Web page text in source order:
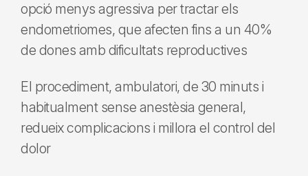
opció menys agressiva per tractar els
endometriomes, que afecten fins a un 40%
de dones amb dificultats reproductives
El procediment, ambulatori, de 30 minuts i
habitualment sense anestèsia general,
redueix complicacions i millora el control del
dolor